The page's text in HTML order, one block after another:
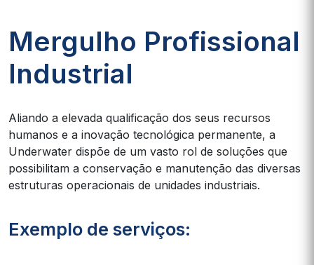
Mergulho Profissional
Industrial
Aliando a elevada qualificação dos seus recursos
humanos e a inovação tecnológica permanente, a
Underwater dispõe de um vasto rol de soluções que
possibilitam a conservação e manutenção das diversas
estruturas operacionais de unidades industriais.
Exemplo de serviços: